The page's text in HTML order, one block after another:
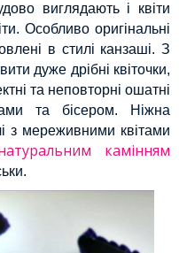
виглядають і квіти
Особливо оригінальні
в стилі канзаші. З
дуже дрібні квіточки,
та неповторні ошатні
та бісером. Ніжна
з мереживними квітами
камінням